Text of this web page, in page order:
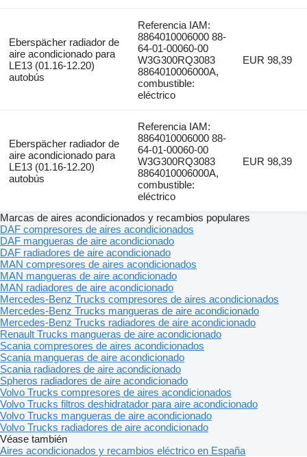
Eberspächer radiador de
aire acondicionado para
LE13 (01.16-12.20)
autobús
Referencia IAM:
8864010006000 88-
64-01-00060-00
W3G300RQ3083
8864010006000A,
combustible:
eléctrico
EUR 98,39
Eberspächer radiador de
aire acondicionado para
LE13 (01.16-12.20)
autobús
Referencia IAM:
8864010006000 88-
64-01-00060-00
W3G300RQ3083
8864010006000A,
combustible:
eléctrico
EUR 98,39
Marcas de aires acondicionados y recambios populares
DAF compresores de aires acondicionados
DAF mangueras de aire acondicionado
DAF radiadores de aire acondicionado
MAN compresores de aires acondicionados
MAN mangueras de aire acondicionado
MAN radiadores de aire acondicionado
Mercedes-Benz Trucks compresores de aires acondicionados
Mercedes-Benz Trucks mangueras de aire acondicionado
Mercedes-Benz Trucks radiadores de aire acondicionado
Renault Trucks mangueras de aire acondicionado
Scania compresores de aires acondicionados
Scania mangueras de aire acondicionado
Scania radiadores de aire acondicionado
Spheros radiadores de aire acondicionado
Volvo Trucks compresores de aires acondicionados
Volvo Trucks filtros deshidratador para aire acondicionado
Volvo Trucks mangueras de aire acondicionado
Volvo Trucks radiadores de aire acondicionado
Véase también
Aires acondicionados y recambios eléctrico en España